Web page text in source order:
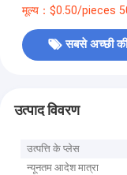
मूल्य：$0.50/pieces
सबसे अच्छी
उत्पाद विवरण
उत्पत्ति के प्लेस
न्यूनतम आदेश मात्रा